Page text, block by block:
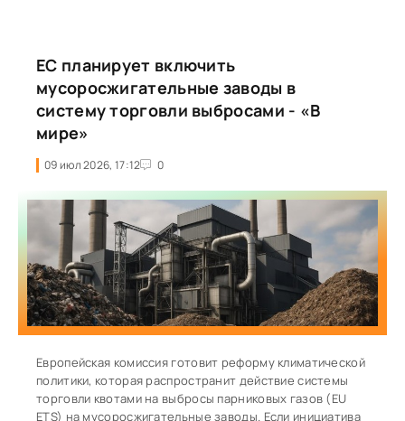
Гуджарат, где практически полностью подтоплены
отдельные районы города
ЕС планирует включить
мусоросжигательные заводы в
систему торговли выбросами - «В
мире»
09 июл 2026, 17:12 0
Европейская комиссия готовит реформу климатической
политики, которая распространит действие системы
торговли квотами на выбросы парниковых газов (EU
ETS) на мусоросжигательные заводы. Если инициатива